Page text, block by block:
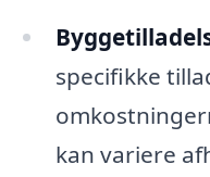
specifikke
kan variere